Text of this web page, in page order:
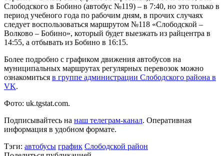
Слободского в Бобино (автобус №119) – в 7:40, но это только в
период учебного года по рабочим дням, в прочих случаях
следует воспользоваться маршрутом №118 «Слободской –
Волково – Бобино», который будет выезжать из райцентра в
14:55, а отбывать из Бобино в 16:15.
Более подробно с графиком движения автобусов на
муниципальных маршрутах регулярных перевозок можно
ознакомиться в группе администрации Слободского района в
VK.
Фото: uk.tgstat.com.
Подписывайтесь на наш телеграм-канал. Оперативная
информация в удобном формате.
Тэги: автобусы график Слободской район